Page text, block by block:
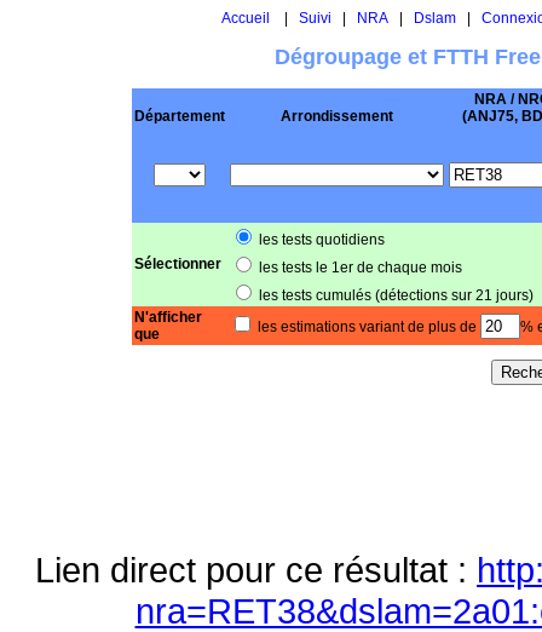
Accueil Suivi NRA| Dslam|
Dégroupage et FTTH
Département Arrondissement
NRA /
(ANJ75,
Sélectionner
les tests quotidiens
les tests le 1er de chaque mois
les tests cumulés (détections sur 21 jours)
N'afficher
que
les estimations variant de plus de %
Lien direct pour ce résultat :